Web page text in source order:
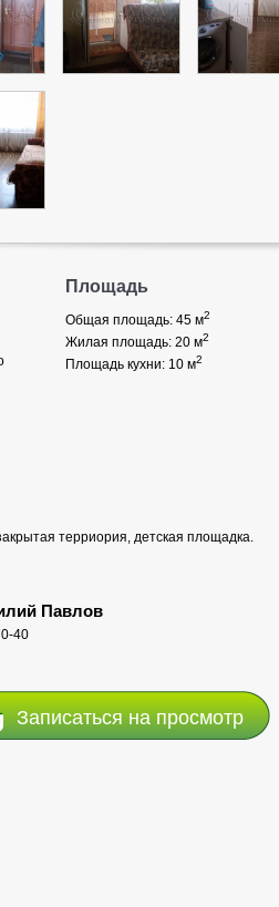
Площадь
Общая площадь: 45 м2
Жилая площадь: 20 м2
Площадь кухни: 10 м2
терриория, детская площадка.
Павлов
40
Записаться на просмотр